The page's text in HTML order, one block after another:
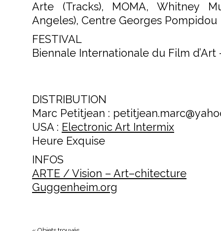
Arte (Tracks), MOMA, Whitney
Angeles), Centre Georges Pompidou
FESTIVAL
Biennale Internationale du Film
DISTRIBUTION
Marc Petitjean :
USA : Electronic Art Intermix
Heure Exquise
INFOS
ARTE / Vision – Art–chitecture
Guggenheim.org